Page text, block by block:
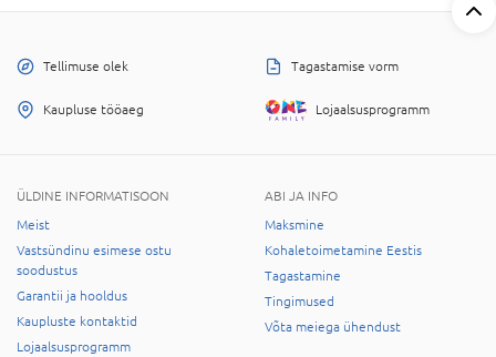
Tellimuse olek Tagastamise vorm
Kaupluse tööaeg Lojaalsusprogramm
ÜLDINE INFORMATISOON
Meist
Vastsündinu esimese ostu
soodustus
Garantii ja hooldus
Kaupluste kontaktid
Lojaalsusprogramm
ABI JA INFO
Maksmine
Kohaletoimetamine Eestis
Tagastamine
Tingimused
Võta meiega ühendust